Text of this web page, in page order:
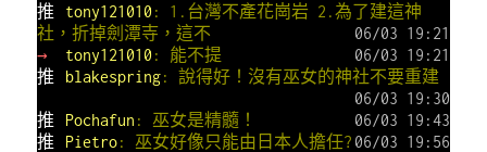
推
tony121010 : 1.台灣不產花崗岩 2.為了建這神
社，折掉劍潭寺，這不
06/03 19:21
→
tony121010 : 能不提
06/03 19:21
推
blakespring: 說得好！沒有巫女的神社不要重建
06/03 19:30
推
Pochafun : 巫女是精髓！
06/03 19:43
推
Pietro: 巫女好像只能由日本人擔任? 06/03 19:56